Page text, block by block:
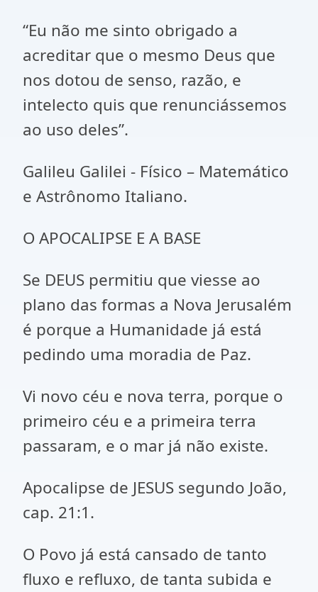
“Eu não me sinto obrigado a
acreditar que o mesmo Deus que
nos dotou de senso, razão, e
intelecto quis que renunciássemos
ao uso deles”.
Galileu Galilei - Físico – Matemático
e Astrônomo Italiano.
O APOCALIPSE E A BASE
Se DEUS permitiu que viesse ao
plano das formas a Nova Jerusalém
é porque a Humanidade já está
pedindo uma moradia de Paz.
Vi novo céu e nova terra, porque o
primeiro céu e a primeira terra
passaram, e o mar já não existe.
Apocalipse de JESUS segundo João,
cap. 21:1.
O Povo já está cansado de tanto
fluxo e refluxo, de tanta subida e